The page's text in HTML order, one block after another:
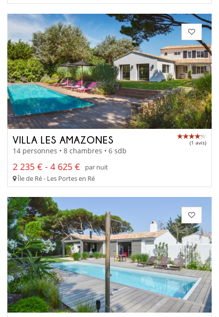
VILLA LES AMAZONES (1 avis)
14 personnes • 8 chambres • 6 sdb
2 235 € - 4 625 €
par nuit
Île de Ré - Les Portes en Ré